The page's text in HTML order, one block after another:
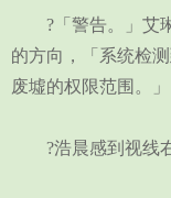
?「警告。」艾琳
的方向，「系统检
废墟的权限范围。」
?浩晨感到视线右